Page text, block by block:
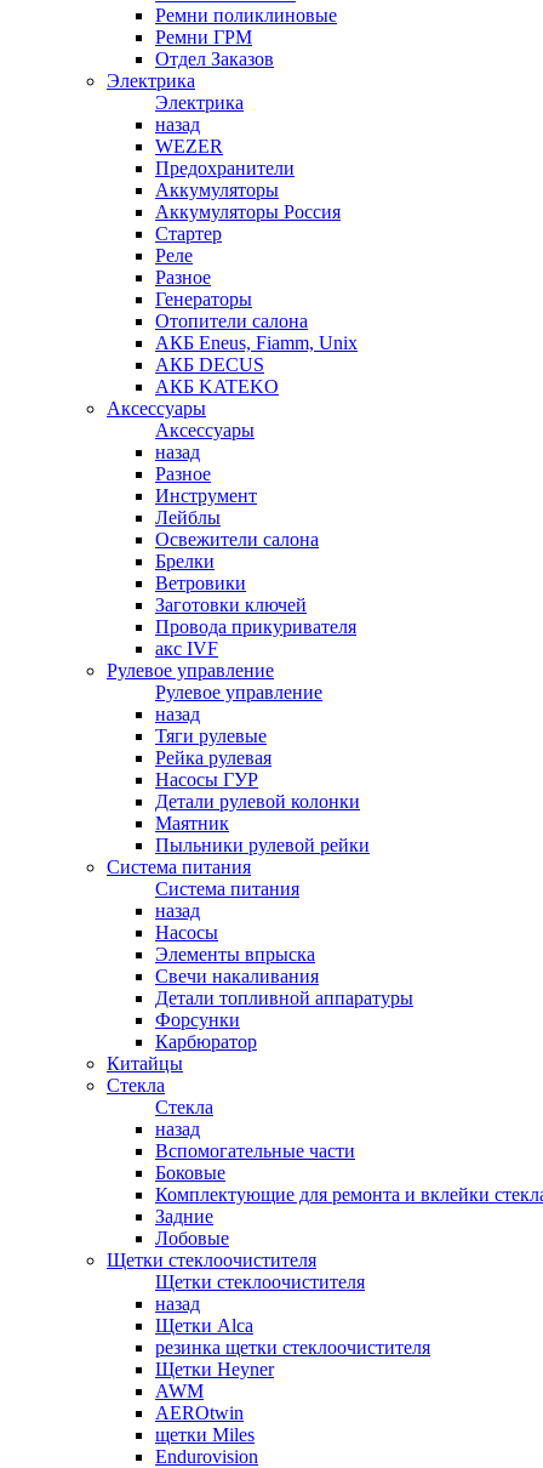
Ремни поликлиновые
Ремни ГРМ
Отдел Заказов
Электрика
Электрика
назад
WEZER
Предохранители
Аккумуляторы
Аккумуляторы Россия
Стартер
Реле
Разное
Генераторы
Отопители салона
АКБ Eneus, Fiamm, Unix
АКБ DECUS
АКБ KATEKO
Аксессуары
Аксессуары
назад
Разное
Инструмент
Лейблы
Освежители салона
Брелки
Ветровики
Заготовки ключей
Провода прикуривателя
акс IVF
Рулевое управление
Рулевое управление
назад
Тяги рулевые
Рейка рулевая
Насосы ГУР
Детали рулевой колонки
Маятник
Пыльники рулевой рейки
Система питания
Система питания
назад
Насосы
Элементы впрыска
Свечи накаливания
Детали топливной аппаратуры
Форсунки
Карбюратор
Китайцы
Стекла
Стекла
назад
Вспомогательные части
Боковые
Комплектующие для ремонта и вклейки
Задние
Лобовые
Щетки стеклоочистителя
Щетки стеклоочистителя
назад
Щетки Alca
резинка щетки стеклоочистителя
Щетки Heyner
AWM
AEROtwin
щетки Miles
Endurovision